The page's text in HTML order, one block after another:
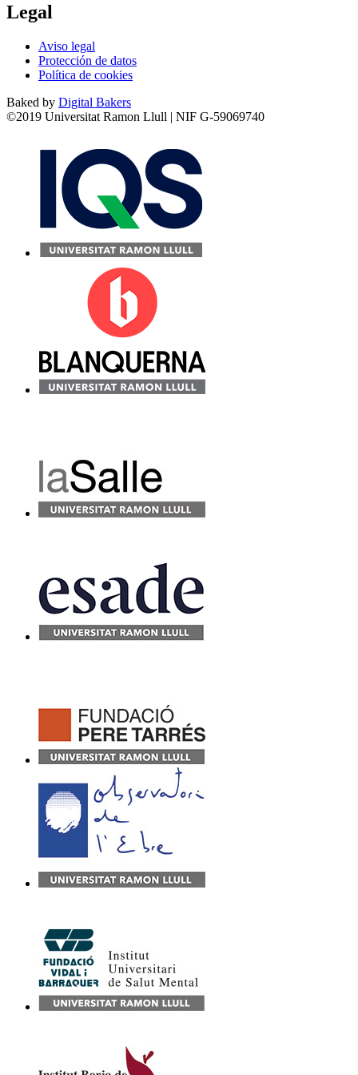
Legal
Aviso legal
Protección de datos
Política de cookies
Baked by Digital Bakers
©2019 Universitat Ramon Llull | NIF G-59069740